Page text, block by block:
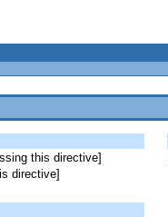
this directive]
directive]